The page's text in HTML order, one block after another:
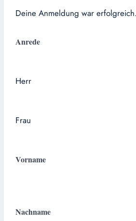
Deine Anmeldung war erfolgreich.
Anrede
Herr
Frau
Vorname
Nachname